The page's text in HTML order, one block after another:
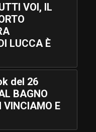
VOI, IL
LUCCA È
del 26
BAGNO
VINCIAMO E